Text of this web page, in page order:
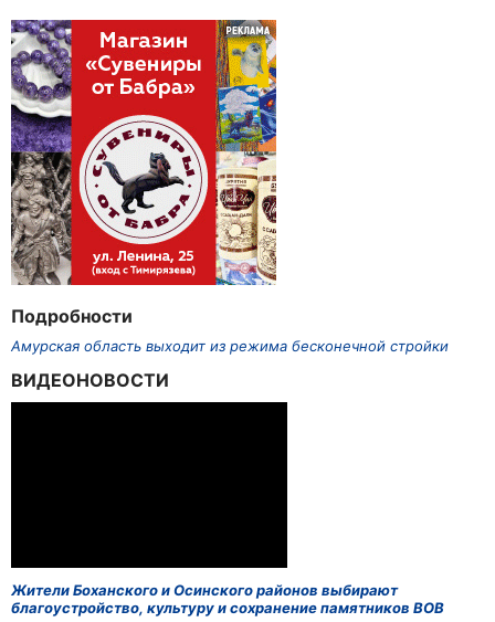
Подробности
Амурская область выходит из режима бесконечной стройки
ВИДЕОНОВОСТИ
Жители Боханского и Осинского районов выбирают
благоустройство, культуру и сохранение памятников ВОВ